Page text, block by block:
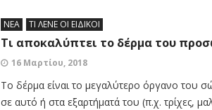
ΝΕΑ ΤΙ ΛΕΝΕ ΟΙ ΕΙΔΙΚΟΙ
Τι αποκαλύπτει το δέρμα του
16 Μαρτίου, 2018
Το δέρμα είναι το μεγαλύτερο όργανο του
σε αυτό ή στα εξαρτήματά του (π.χ. τρίχες,